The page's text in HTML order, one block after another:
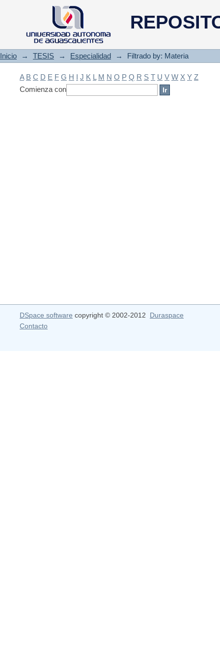
Filtrado by: Materia
Inicio → TESIS → Especialidad → Filtrado by: Materia
A B C D E F G H I J K L M N O P Q R S T U V W X Y Z
Comienza con
DSpace software copyright © 2002-2012 Duraspace
Contacto